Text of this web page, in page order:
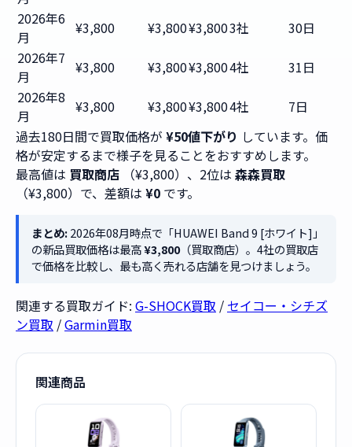
2026年6
月
¥3,800 ¥3,800¥3,8003社
30日
2026年7
月
¥3,800 ¥3,800¥3,8004社
31日
2026年8
月
¥3,800 ¥3,800¥3,8004社
7日
過去180日間で買取価格が ¥50値下がり しています。価
格が安定するまで様子を見ることをおすすめします。
最高値は 買取商店 （¥3,800）、2位は 森森買取
（¥3,800）で、差額は ¥0 です。
まとめ:2026年08月時点で「HUAWEI Band 9 [ホワイト]」
の新品買取価格は最高¥3,800（買取商店）。4社の買取店
で価格を比較し、最も高く売れる店舗を見つけましょう。
関連する買取ガイド: G-SHOCK買取 / セイコー・シチズ
ン買取 /Garmin買取
関連商品